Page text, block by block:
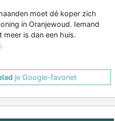
moet dé koper zich
in Oranjewoud. Iemand
is dan een huis.
je Google-favoriet